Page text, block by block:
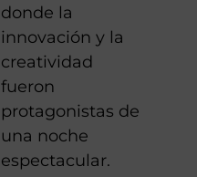
donde la
innovación y la
creatividad
fueron
protagonistas de
una noche
espectacular.